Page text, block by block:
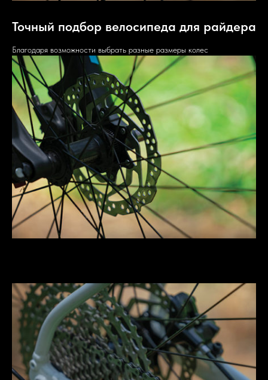
Точный подбор велосипеда для райдера
Благодаря возможности выбрать разные размеры колес